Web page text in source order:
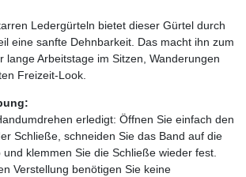
Ledergürteln bietet dieser Gürtel durch
eine sanfte Dehnbarkeit. Das macht ihn zum
lange Arbeitstage im Sitzen, Wanderungen
Freizeit-Look.
erledigt: Öffnen Sie einfach den
Schließe, schneiden Sie das Band auf die
klemmen Sie die Schließe wieder fest.
Verstellung benötigen Sie keine